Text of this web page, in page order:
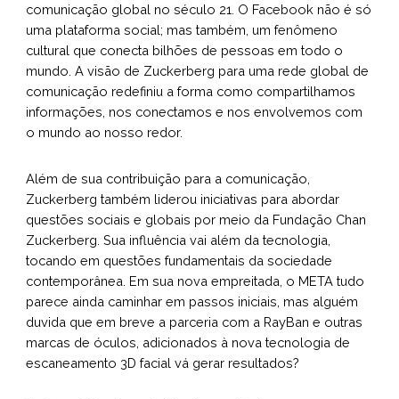
comunicação global no século 21. O Facebook não é só
uma plataforma social; mas também, um fenômeno
cultural que conecta bilhões de pessoas em todo o
mundo. A visão de Zuckerberg para uma rede global de
comunicação redefiniu a forma como compartilhamos
informações, nos conectamos e nos envolvemos com
o mundo ao nosso redor.
Além de sua contribuição para a comunicação,
Zuckerberg também liderou iniciativas para abordar
questões sociais e globais por meio da Fundação Chan
Zuckerberg. Sua influência vai além da tecnologia,
tocando em questões fundamentais da sociedade
contemporânea. Em sua nova empreitada, o META tudo
parece ainda caminhar em passos iniciais, mas alguém
duvida que em breve a parceria com a RayBan e outras
marcas de óculos, adicionados à nova tecnologia de
escaneamento 3D facial vá gerar resultados?